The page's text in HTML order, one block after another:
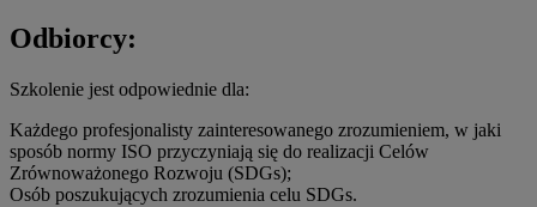
Odbiorcy:
Szkolenie jest odpowiednie dla:
Każdego profesjonalisty zainteresowanego zrozumieniem, w jaki
sposób normy ISO przyczyniają się do realizacji Celów
Zrównoważonego Rozwoju (SDGs);
Osób poszukujących zrozumienia celu SDGs.